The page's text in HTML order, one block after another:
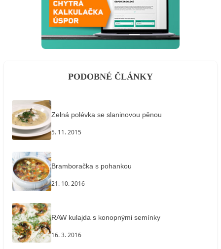
PODOBNÉ ČLÁNKY
Zelná polévka se slaninovou pěnou
5. 11. 2015
Bramboračka s pohankou
21. 10. 2016
RAW kulajda s konopnými semínky
16. 3. 2016